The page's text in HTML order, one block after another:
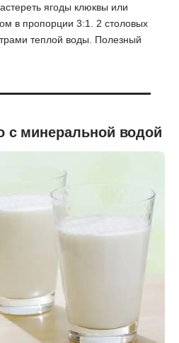
ягоды клюквы или
в пропорции 3:1. 2 столовых
теплой воды. Полезный
с минеральной водой